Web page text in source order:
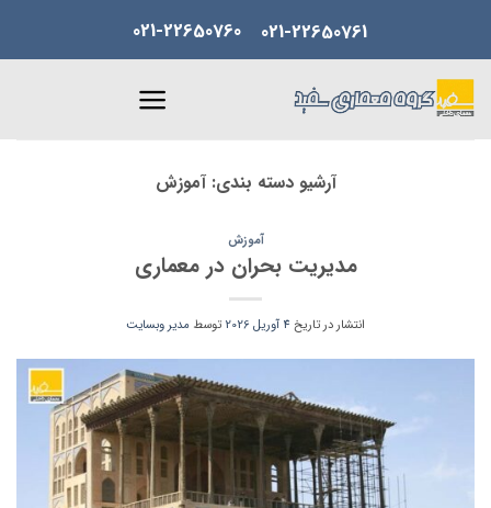
content
021-22650760 021-22650761
آرشیو دسته بندی:آموزش
آموزش
مدیریت بحران در معماری
انتشار در تاریخ 4 آوریل 2026 توسط مدیر وبسایت